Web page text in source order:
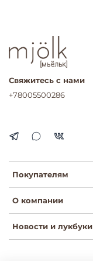
Покупателям
О компании
Новости и лукбуки
Свяжитесь с нами
+78005500286